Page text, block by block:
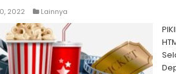
2022 Lainnya